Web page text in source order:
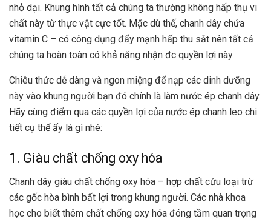
nhỏ dại. Khung hình tất cả chúng ta thường không hấp thụ vi
chất này từ thực vật cực tốt. Mặc dù thế, chanh dây chứa
vitamin C – có công dụng đẩy mạnh hấp thu sắt nên tất cả
chúng ta hoàn toàn có khả năng nhận đc quyền lợi này.
Chiêu thức dễ dàng và ngon miệng để nạp các dinh dưỡng
này vào khung người bạn đó chính là làm nước ép chanh dây.
Hãy cùng điểm qua các quyền lợi của nước ép chanh leo chi
tiết cụ thể ấy là gì nhé:
1. Giàu chất chống oxy hóa
Chanh dây giàu chất chống oxy hóa – hợp chất cứu loại trừ
các gốc hòa bình bất lợi trong khung người. Các nhà khoa
học cho biết thêm chất chống oxy hóa đóng tầm quan trọng